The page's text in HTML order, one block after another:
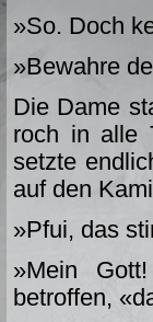
»So. Doch
»Bewahre
Die Dame
roch in alle
setzte
auf den
»Pfui, das
»Mein
betroffen,